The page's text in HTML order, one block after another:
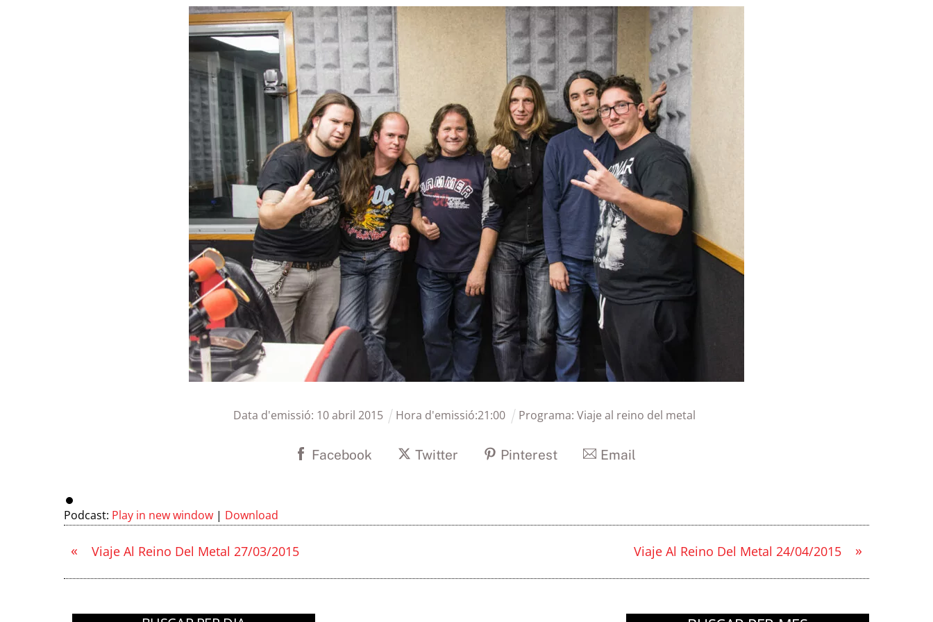
Data d'emissió: 10 abril 2015 Hora d'emissió:21:00 Programa:Viaje al reino del metal
Facebook Twitter Pinterest Email
Podcast: Play in new window | Download
« Viaje Al Reino Del Metal 27/03/2015 »
Viaje Al Reino Del Metal 24/04/2015